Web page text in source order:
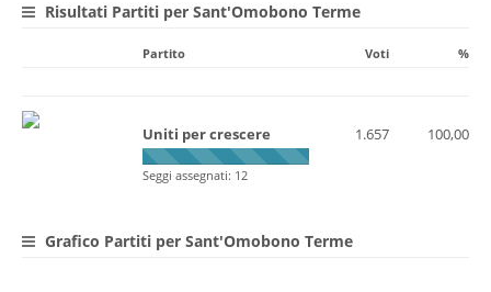
Risultati Partiti per Sant'Omobono Terme
Partito Voti %
Uniti per crescere
Seggi assegnati: 12
1.657 100,00
Grafico Partiti per Sant'Omobono Terme